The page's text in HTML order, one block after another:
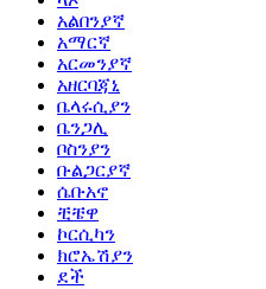
አልበንያኛ
አማርኛ
አርመንያኛ
አዘርባጃኒ
ቤላሩሲያን
ቤንጋሊ
ቦስንያን
ቡልጋርያኛ
ሴቡአኖ
ቺቼዋ
ኮርሲካን
ክሮኤሽያን
ደች